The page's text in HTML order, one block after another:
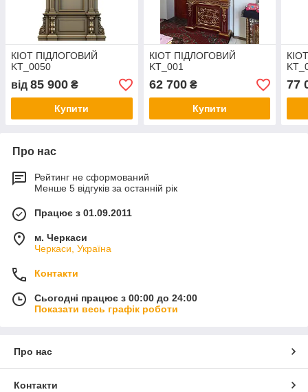
КІОТ ПІДЛОГОВИЙ
KT_0050
від 85 900 ₴
Купити
КІОТ ПІДЛОГОВИЙ
KT_001
62 700₴
Купити
77
Про нас
Рейтинг не сформований
Менше 5 відгуків за останній рік
Працює з 01.09.2011
м. Черкаси
Черкаси, Україна
Контакти
Сьогодні працює з 00:00 до 24:00
Показати весь графік роботи
Про нас
Контакти